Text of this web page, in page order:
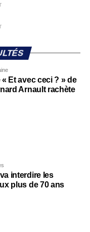
Et avec ceci ? » de
Arnault rachète
interdire les
plus de 70 ans